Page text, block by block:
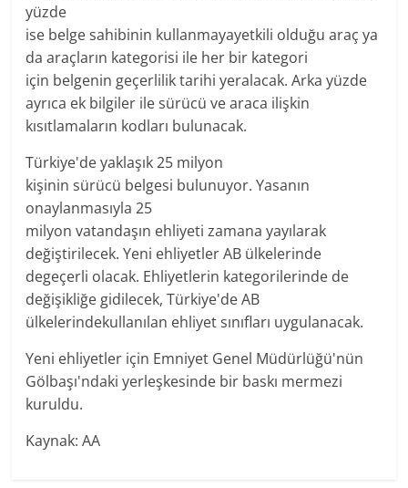
yüzde
ise belgesahibinin kullanmayayetkili olduğuaraç ya
daaraçların kategorisi ile her bir kategori
için belgenin geçerliliktarihi yeralacak. Arka yüzde
ayrıca ek bilgiler ilesürücü vearaca ilişkin
kısıtlamaların kodları bulunacak.
Türkiye'de yaklaşık 25 milyon
kişininsürücü belgesi bulunuyor. Yasanın
onaylanmasıyla 25
milyonvatandaşın ehliyetizamana yayılarak
değiştirilecek.Yeni ehliyetler AB ülkelerinde
degeçerli olacak. Ehliyetlerin kategorilerinde de
değişikliğe gidilecek,Türkiye'de AB
ülkelerindekullanılan ehliyetsınıfları uygulanacak.
Yeni ehliyetler için Emniyet Genel Müdürlüğü'nün
Gölbaşı'ndakiyerleşkesinde bir baskı mermezi
kuruldu.
Kaynak: AA